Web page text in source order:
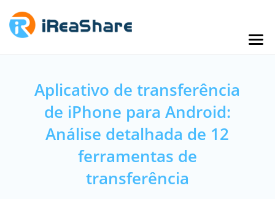
Aplicativo de transferência
de iPhone para Android:
Análise detalhada de 12
ferramentas de
transferência